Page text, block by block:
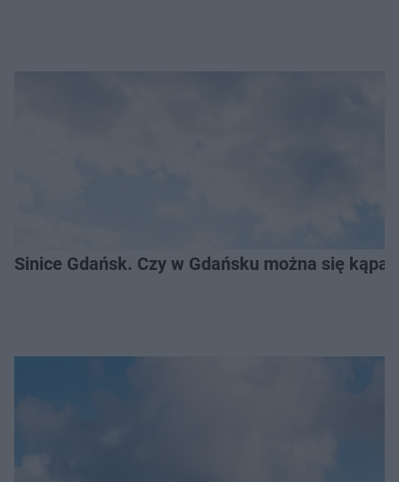
Sinice Gdańsk. Czy w Gdańsku można się